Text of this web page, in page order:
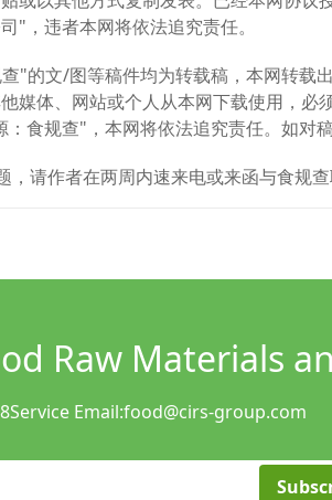
"，违者本网将依法追究责任。
的文/图等稿件均为转载稿，本网转载
媒体、网站或个人从本网下载使用，
食规查"，本网将依法追究责任。如对
请作者在两周内速来电或来函与食规查
Raw Materials
Service Email:food@cirs-group.com